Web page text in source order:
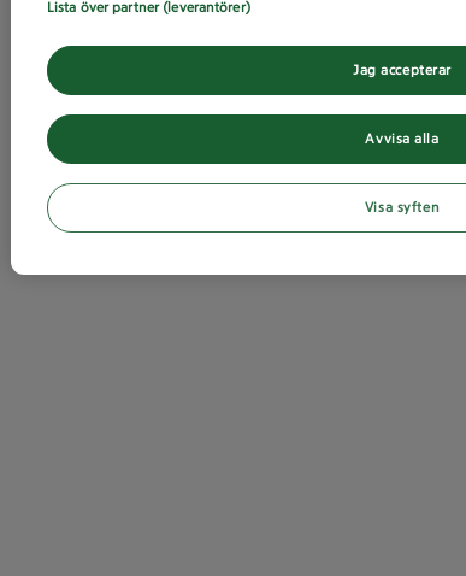
Lista över partner (leverantörer)
Avvisa alla
Jag accepterar
Visa syften